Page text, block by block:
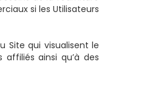
si les Utilisateurs
Site qui visualisent le
ainsi qu’à des